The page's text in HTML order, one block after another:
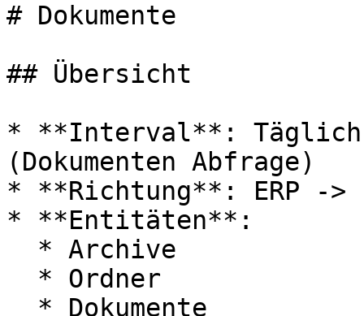
# Dokumente
## Übersicht
* **Interval**: Täglich
(Dokumenten Abfrage)
* **Richtung**: ERP ->
* **Entitäten**: